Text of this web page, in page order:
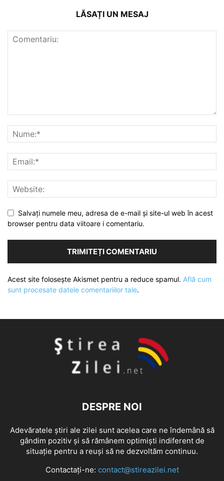
LĂSAȚI UN MESAJ
Salvați numele meu, adresa de e-mail și site-ul web în acest
browser pentru data viitoare i comentariu.
Acest site folosește Akismet pentru a reduce spamul. Află cum
sunt procesate datele comentariilor tale.
DESPRE NOI
Adevăratele știri ale zilei sunt acelea care ne îndemână să
gândim pozitiv și să rămânem optimiști indiferent de
situație pentru a reuși să ne dezvoltăm continuu.
Contactați-ne: contact@stireazilei.net